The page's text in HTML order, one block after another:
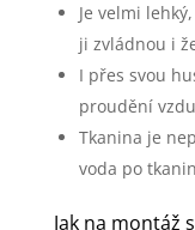
Je velmi
ji zvládnou i
I přes svou
proudění
Tkanina je
voda po
Jak na montáž